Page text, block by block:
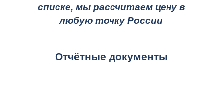
списке, мы рассчитаем цену в
любую точку России
Отчётные документы